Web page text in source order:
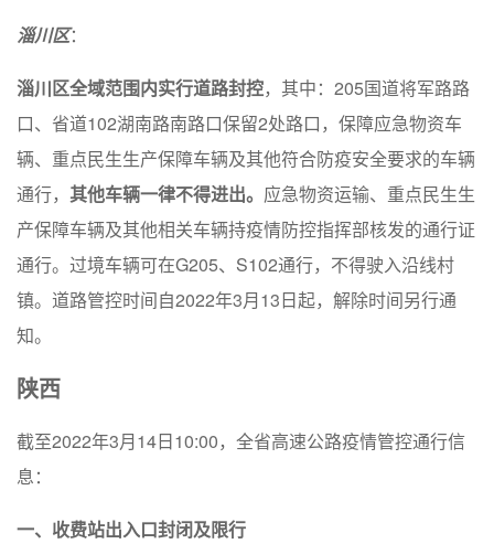
淄川区：
淄川区全域范围内实行道路封控，其中：205国道将军路路
口、省道102湖南路南路口保留2处路口，保障应急物资车
辆、重点民生生产保障车辆及其他符合防疫安全要求的车辆
通行， 其他车辆一律不得进出。 应急物资运输、重点民生生
产保障车辆及其他相关车辆持疫情防控指挥部核发的通行证
通行。过境车辆可在G205、S102通行，不得驶入沿线村
镇。道路管控时间自2022年3月13日起，解除时间另行通
知。
陕西
截至2022年3月14日10:00，全省高速公路疫情管控通行信
息：
一、收费站出入口封闭及限行